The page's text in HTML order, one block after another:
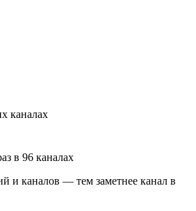
каналах
в 96 каналах
и каналов — тем заметнее канал в